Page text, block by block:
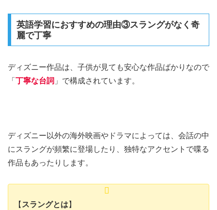
英語学習におすすめの理由③スラングがなく奇
麗で丁寧
ディズニー作品は、子供が見ても安心な作品ばかりなので
「 丁寧な台詞 」で構成されています。
ディズニー以外の海外映画やドラマによっては、会話の中
にスラングが頻繁に登場したり、独特なアクセントで喋る
作品もあったりします。
【 スラングとは 】